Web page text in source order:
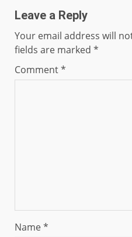
Leave a Reply
Your email address will
fields are marked *
Comment*
Name*